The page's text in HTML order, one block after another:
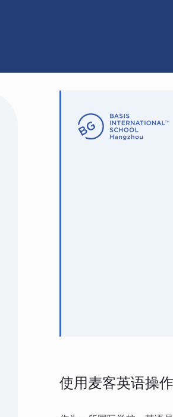
使用麦客英语操